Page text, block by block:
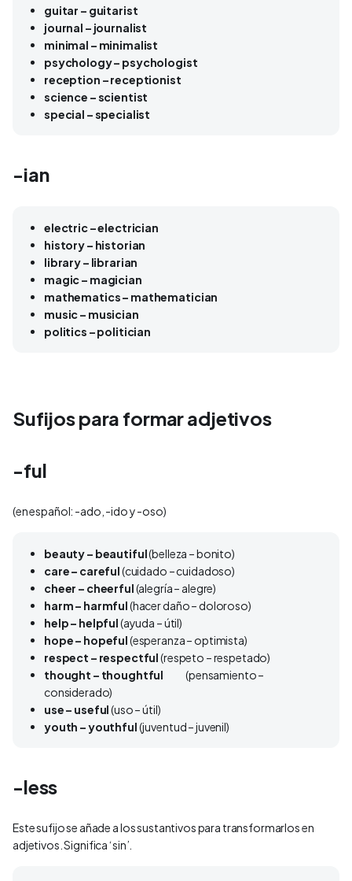
guitar – guitarist
journal – journalist
minimal – minimalist
psychology – psychologist
reception – receptionist
science – scientist
special – specialist
-ian
electric – electrician
history – historian
library – librarian
magic – magician
mathematics – mathematician
music – musician
politics – politician
Sufijos para formar adjetivos
-ful
(en español: -ado, -ido y -oso)
beauty – beautiful(belleza – bonito)
care – careful(cuidado – cuidadoso)
cheer – cheerful(alegría – alegre)
harm – harmful(hacer daño – doloroso)
help – helpful(ayuda – útil)
hope – hopeful(esperanza – optimista)
respect – respectful(respeto – respetado)
thought – thoughtful (pensamiento –
considerado)
use – useful(uso – útil)
youth – youthful(juventud – juvenil)
-less
Este sufijo se añade a los sustantivos para transformarlos en
adjetivos. Significa ‘sin’.